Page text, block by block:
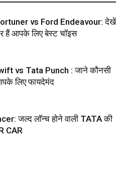
vs Ford Endeavour: देखें
हैं आपके लिए बेस्ट चॉइस
vs Tata Punch : जाने कौनसी
लिए फायदेमंद
जल्द लॉन्च होने वाली TATA की
CAR